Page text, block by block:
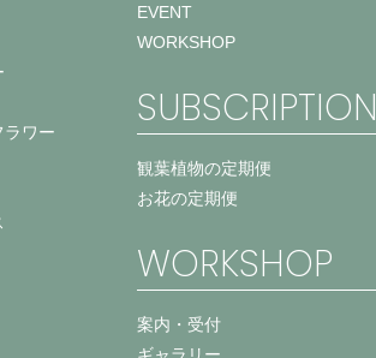
ラワー
EVENT
WORKSHOP
SUBSCRIPTION
観葉植物の定期便
お花の定期便
WORKSHOP
案内・受付